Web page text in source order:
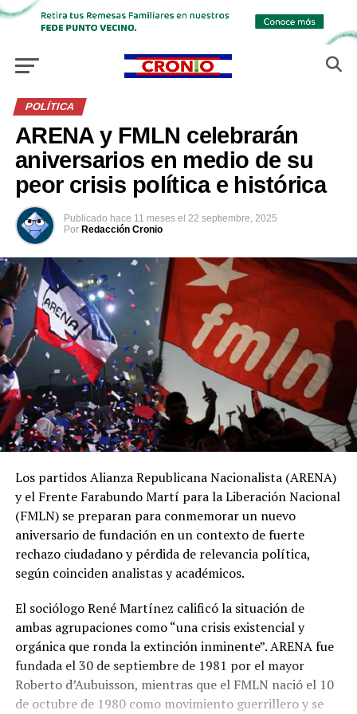
POLÍTICA
ARENA y FMLN celebrarán
aniversarios en medio de su
peor crisis política e histórica
Publicado hace 11 meses el 22 septiembre, 2025
Por Redacción Cronio
Los partidos Alianza Republicana Nacionalista (ARENA)
y el Frente Farabundo Martí para la Liberación Nacional
(FMLN) se preparan para conmemorar un nuevo
aniversario de fundación en un contexto de fuerte
rechazo ciudadano y pérdida de relevancia política,
según coinciden analistas y académicos.
El sociólogo René Martínez calificó la situación de
ambas agrupaciones como “una crisis existencial y
orgánica que ronda la extinción inminente”. ARENA fue
fundada el 30 de septiembre de 1981 por el mayor
Roberto d’Aubuisson, mientras que el FMLN nació el 10
de octubre de 1980 como movimiento guerrillero y se